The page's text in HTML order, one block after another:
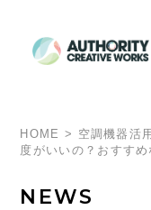
HOME > 空調機器活
度がいいの？おすす
NEWS